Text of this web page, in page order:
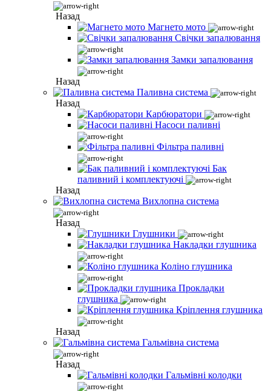
Назад
Магнето мото
Свічки запалювання
Замки запалювання
Назад
Паливна система
Назад
Карбюратори
Насоси паливні
Фільтра паливні
Бак
паливний і комплектуючі
Назад
Вихлопна система
Назад
Глушники
Накладки глушника
Коліно глушника
Прокладки
глушника
Кріплення глушника
Назад
Гальмівна система
Назад
Гальмівні колодки